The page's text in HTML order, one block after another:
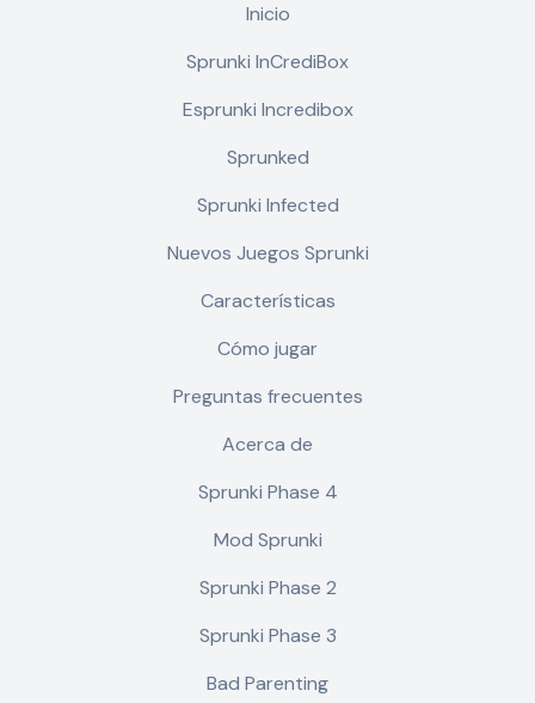
Inicio
Sprunki InCrediBox
Esprunki Incredibox
Sprunked
Sprunki Infected
Nuevos Juegos Sprunki
Características
Cómo jugar
Preguntas frecuentes
Acerca de
Sprunki Phase 4
Mod Sprunki
Sprunki Phase 2
Sprunki Phase 3
Bad Parenting